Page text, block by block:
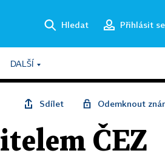
Hledat Přihlásit se
DALŠÍ
Sdílet Odemknout
ČEZ